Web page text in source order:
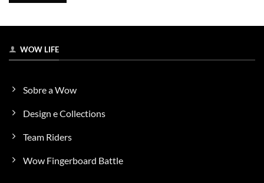
várias
variantes.
podem
escolhidas
na
do
WOW LIFE
Sobre a Wow
Design e Collections
Team Riders
Wow Fingerboard Battle